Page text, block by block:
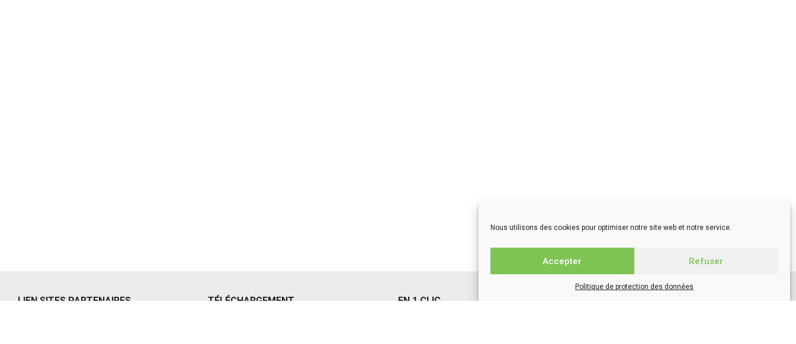
Nous utilisons des cookies pour optimiser notre site web et notre service.
Accepter Refuser
Politique de protection des données
LIEN SITES PARTENAIRES TÉLÉCHARGEMENT EN 1 CLIC